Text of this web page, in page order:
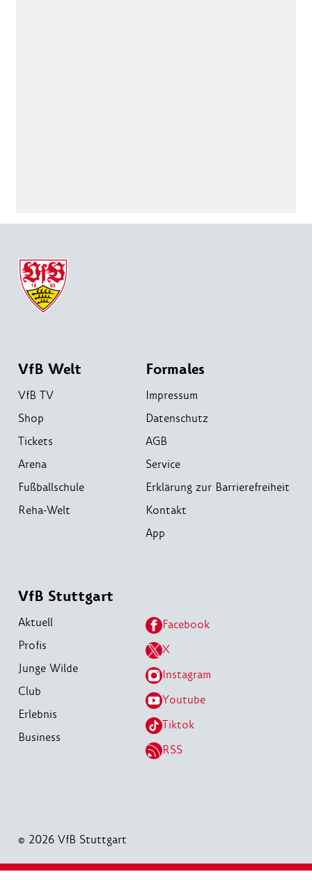
VfB Welt
VfB TV
Shop
Tickets
Arena
Fußballschule
Reha-Welt
Formales
Impressum
Datenschutz
AGB
Service
Erklärung zur Barrierefreiheit
Kontakt
App
VfB Stuttgart
Aktuell
Profis
Junge Wilde
Club
Erlebnis
Business
Facebook
X
Instagram
Youtube
Tiktok
RSS
© 2026 VfB Stuttgart